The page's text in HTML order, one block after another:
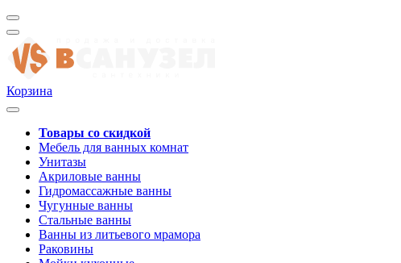
Корзина
Товары со скидкой
Мебель для ванных комнат
Унитазы
Акриловые ванны
Гидромассажные ванны
Чугунные ванны
Стальные ванны
Ванны из литьевого мрамора
Раковины